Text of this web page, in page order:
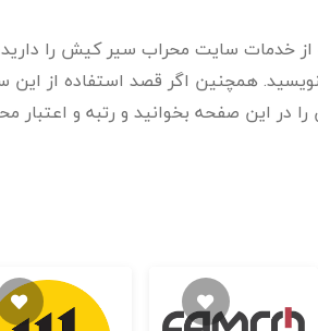
از خدمات سایت محراب سیر کیش را
همچنین اگر قصد استفاده از این
را در این صفحه بخوانید و رتبه و